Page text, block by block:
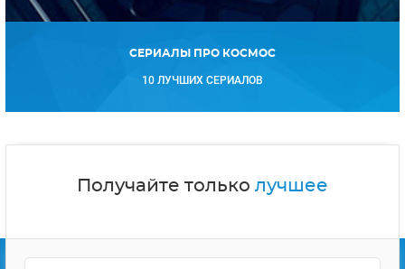
СЕРИАЛЫ ПРО КОСМОС
10 ЛУЧШИХ СЕРИАЛОВ
Получайте только лучшее